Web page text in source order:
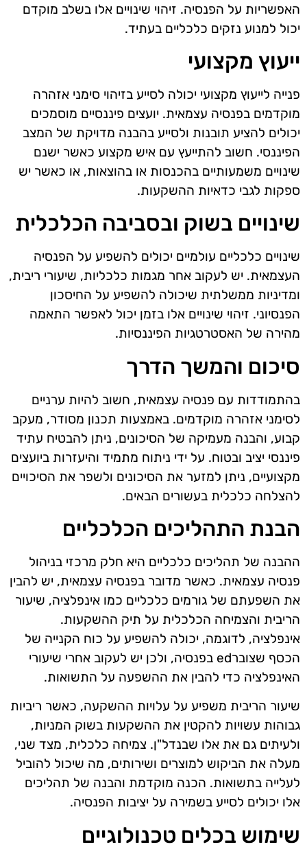
האפשריות על הפנסיה. זיהוי שינויים אלו בשלב מוקדם
יכול למנוע נזקים כלכליים בעתיד.
ייעוץ מקצועי
פנייה לייעוץ מקצועי יכולה לסייע בזיהוי סימני אזהרה
מוקדמים בפנסיה עצמאית. יועצים פיננסיים מוסמכים
יכולים להציע תובנות ולסייע בהבנה מדויקת של המצב
הפיננסי. חשוב להתייעץ עם איש מקצוע כאשר ישנם
שינויים משמעותיים בהכנסות או בהוצאות, או כאשר יש
ספקות לגבי כדאיות ההשקעות.
שינויים בשוק ובסביבה הכלכלית
שינויים כלכליים עולמיים יכולים להשפיע על הפנסיה
העצמאית. יש לעקוב אחר מגמות כלכליות, שיעורי ריבית,
ומדיניות ממשלתית שיכולה להשפיע על החיסכון
הפנסיוני. זיהוי שינויים אלו בזמן יכול לאפשר התאמה
מהירה של האסטרטגיות הפיננסיות.
סיכום והמשך הדרך
בהתמודדות עם פנסיה עצמאית, חשוב להיות ערניים
לסימני אזהרה מוקדמים. באמצעות תכנון מסודר, מעקב
קבוע, והבנה מעמיקה של הסיכונים, ניתן להבטיח עתיד
פיננסי יציב ובטוח. על ידי ניתוח מתמיד והיעזרות ביועצים
מקצועיים, ניתן למזער את הסיכונים ולשפר את הסיכויים
להצלחה כלכלית בעשורים הבאים.
הבנת התהליכים הכלכליים
ההבנה של תהליכים כלכליים היא חלק מרכזי בניהול
פנסיה עצמאית. כאשר מדובר בפנסיה עצמאית, יש להבין
את השפעתם של גורמים כלכליים כמו אינפלציה, שיעור
הריבית והצמיחה הכלכלית על תיק ההשקעות.
אינפלציה, לדוגמה, יכולה להשפיע על כוח הקנייה של
הכסף שצוברed בפנסיה, ולכן יש לעקוב אחרי שיעורי
האינפלציה כדי להבין את ההשפעה על התשואות.
שיעור הריבית משפיע על עלויות ההשקעה, כאשר ריביות
גבוהות עשויות להקטין את ההשקעות בשוק המניות,
ולעיתים גם את אלו שבנדל"ן. צמיחה כלכלית, מצד שני,
מעלה את הביקוש למוצרים ושירותים, מה שיכול להוביל
לעלייה בתשואות. הכנה מוקדמת והבנה של תהליכים
אלו יכולים לסייע בשמירה על יציבות הפנסיה.
שימוש בכלים טכנולוגיים